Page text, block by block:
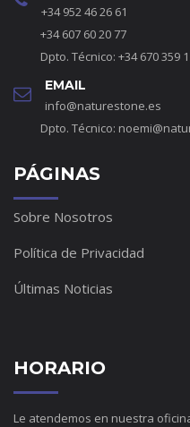
+34 952 46 26 61
+34 607 60 20 77
Dpto. Técnico: +34 670 359
EMAIL
info@naturestone.es
Dpto. Técnico:
PÁGINAS
Sobre Nosotros
Política de Privacidad
Últimas Noticias
HORARIO
Le atendemos en nuestra